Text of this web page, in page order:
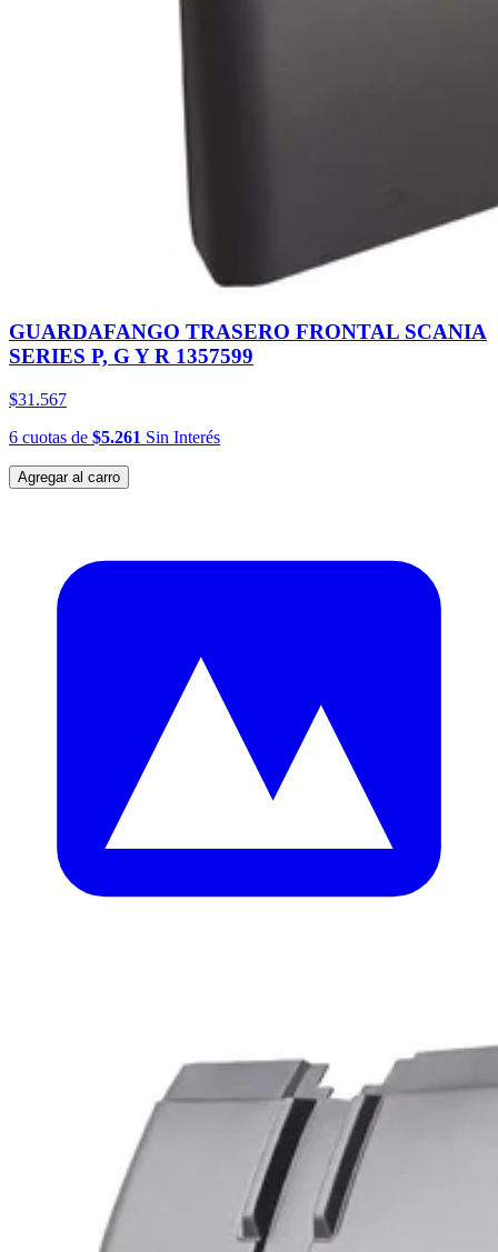
GUARDAFANGO TRASERO FRONTAL SCANIA
SERIES P, G Y R 1357599
$31.567
6 cuotas de $5.261 Sin Interés
Agregar al carro